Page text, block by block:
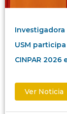
USM
CINPAR 2026
Ver Noticia